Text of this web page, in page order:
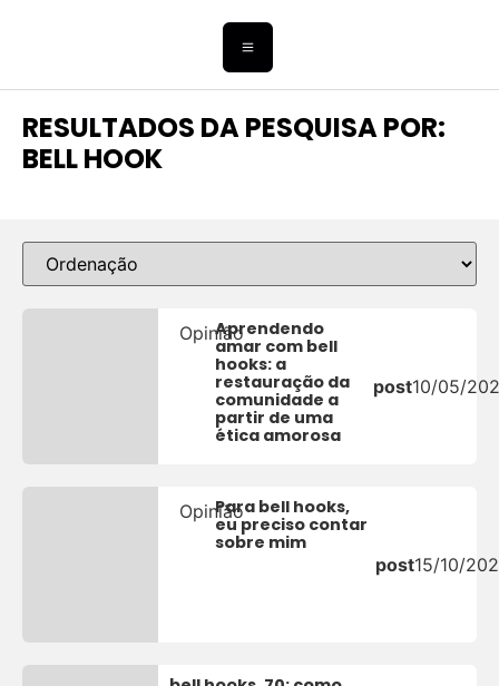
RESULTADOS DA PESQUISA POR:
BELL HOOK
OpiniãoAprendendo
amar com bell
hooks: a
restauração da
comunidade a
partir de uma
ética amorosa
post10/05/
OpiniãoPara bell hooks,
eu preciso contar
sobre mim
post15/10/